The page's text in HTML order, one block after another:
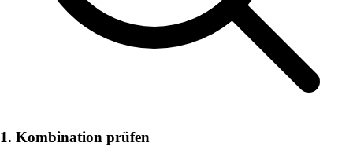
1. Kombination prüfen